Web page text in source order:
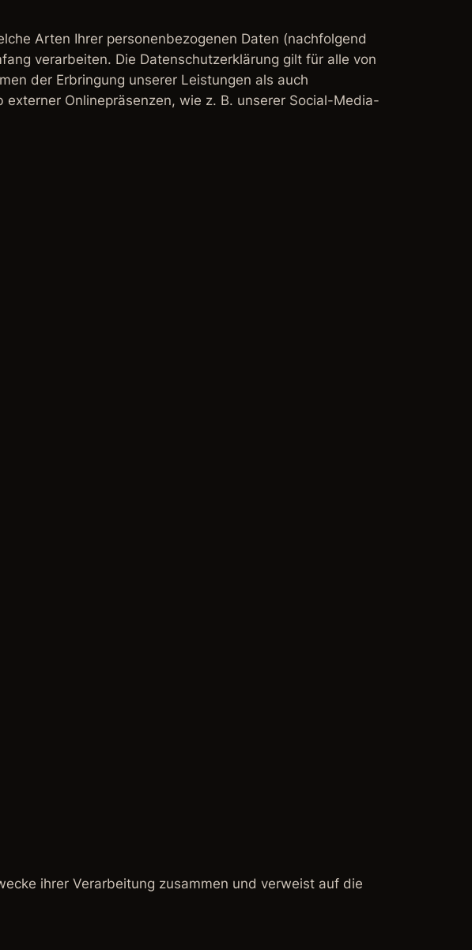
Arten Ihrer personenbezogenen Daten (nachfolgend
verarbeiten. Die Datenschutzerklärung gilt für alle von
der Erbringung unserer Leistungen als auch
Onlinepräsenzen, wie z. B. unserer Social-Media-
ihrer Verarbeitung zusammen und verweist auf die